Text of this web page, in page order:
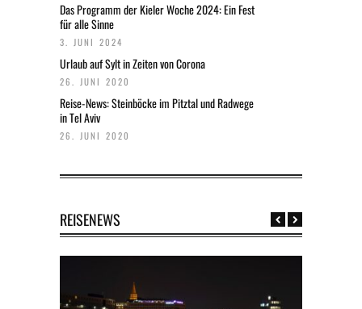
Das Programm der Kieler Woche 2024: Ein Fest
für alle Sinne
3. JUNI 2024
Urlaub auf Sylt in Zeiten von Corona
26. JUNI 2020
Reise-News: Steinböcke im Pitztal und Radwege
in Tel Aviv
26. JUNI 2020
REISENEWS